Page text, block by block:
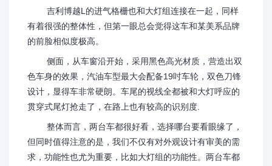
吉利博越L的进气格栅也和大灯组连接在一起，同样
有着很强的整体性，但第一眼总会觉得这车和某美系品牌
的前脸相似度极高。
侧面，从车窗沿开始，采用黑色高光材质，营造出双
色车身的效果，汽油车型最大会配备19吋车轮，双色刀锋
设计，显得车非常硬朗。车尾的视线全都被和大灯呼应的
贯穿式尾灯抢走了，在路上也有较高的识别度.
整体而言，两台车都很好看，选择哪台要看眼缘了，
但同时值得注意的是，我们不仅有对外观设计有审美的需
求，功能性也尤为重要，比如大灯组的功能性。两台车都